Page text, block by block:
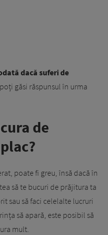
dacă suferi de
găsi răspunsul în urma
de
poate fi greu, însă dacă în
să te bucuri de prăjitura ta
sau să faci celelalte lucruri
să apară, este posibil să
mult.